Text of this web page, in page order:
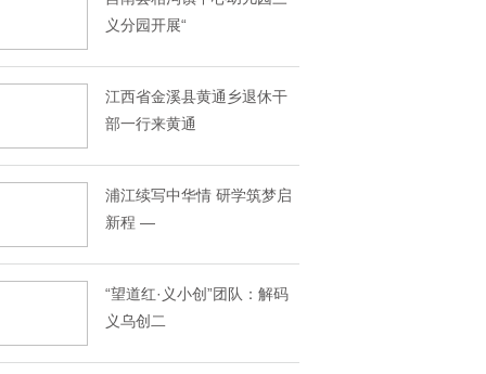
义分园开展“
江西省金溪县黄通乡退休干
部一行来黄通
浦江续写中华情 研学筑梦启
新程 —
“望道红·义小创”团队：解码
义乌创二